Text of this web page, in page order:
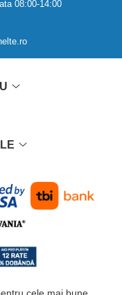
08:00-14:00